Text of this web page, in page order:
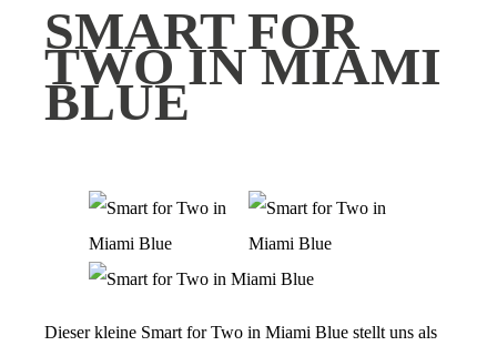
SMART FOR
TWO IN MIAMI
BLUE
Dieser kleine Smart for Two in Miami Blue stellt uns als